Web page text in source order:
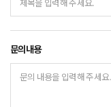
문의내용